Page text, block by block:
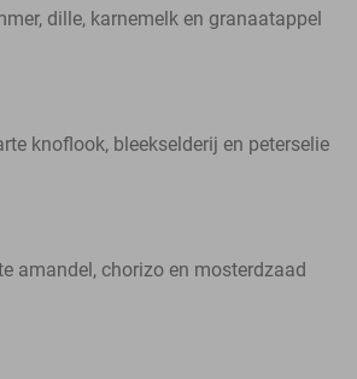
dille, karnemelk en granaatappel
knoflook, bleekselderij en peterselie
amandel, chorizo en mosterdzaad